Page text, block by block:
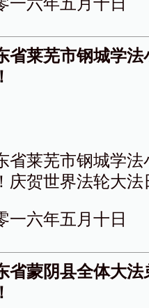
省莱芜市钢城学
省莱芜市钢城学
庆贺世界法轮大法
一六年五月十日
省蒙阴县全体大